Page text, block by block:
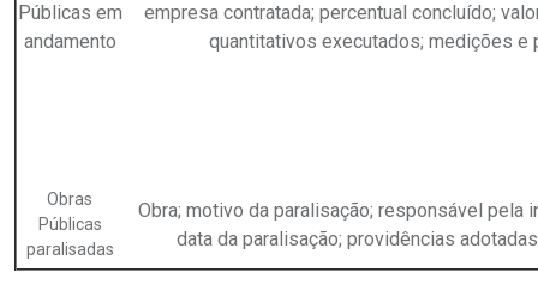
Públicas em
andamento
empresa contratada; percentual concluído;
quantitativos executados; medições e
Obras
Públicas
paralisadas
Obra; motivo da paralisação; responsável pela
data da paralisação; providências